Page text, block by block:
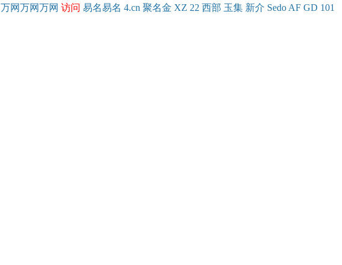
万网万网万网 访问 易名易名 4.cn 聚名金 XZ 22 西部 玉集 新介 Sedo AF GD 101